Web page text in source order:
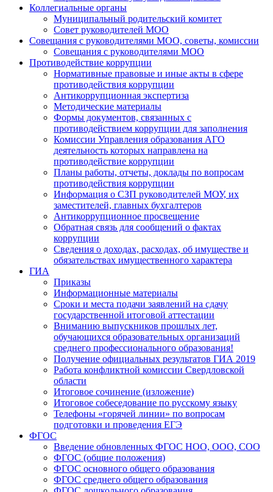
Коллегиальные органы
Муниципальный родительский комитет
Совет руководителей МОО
Совещания с руководителями МОО, советы, комиссии
Совещания с руководителями МОО
Противодействие коррупции
Нормативные правовые и иные акты в сфере
противодействия коррупции
Антикоррупционная экспертиза
Методические материалы
Формы документов, связанных с
противодействием коррупции для заполнения
Комиссии Управления образования АГО
деятельность которых направлена на
противодействие коррупции
Планы работы, отчеты, доклады по вопросам
противодействия коррупции
Информация о СЗП руководителей МОУ, их
заместителей, главных бухгалтеров
Антикоррупционное просвещение
Обратная связь для сообщений о фактах
коррупции
Сведения о доходах, расходах, об имуществе и
обязательствах имущественного характера
ГИА
Приказы
Информационные материалы
Сроки и места подачи заявлений на сдачу
государственной итоговой аттестации
Вниманию выпускников прошлых лет,
обучающихся образовательных организаций
среднего профессионального образования!
Получение официальных результатов ГИА 2019
Работа конфликтной комиссии Свердловской
области
Итоговое сочинение (изложение)
Итоговое собеседование по русскому языку
Телефоны «горячей линии» по вопросам
подготовки и проведения ЕГЭ
ФГОС
Введение обновленных ФГОС НОО, ООО, СОО
ФГОС (общие положения)
ФГОС основного общего образования
ФГОС среднего общего образования